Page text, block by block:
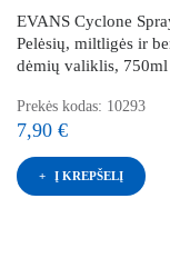
EVANS Cyclone
Pelėsių, miltligės ir
dėmių valiklis, 750ml
Prekės kodas: 10293
7,90 €
Į KREPŠELĮ